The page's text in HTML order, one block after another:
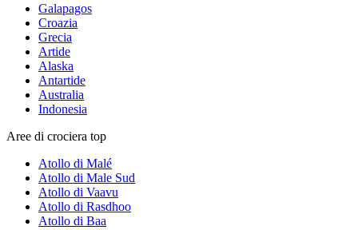
Galapagos
Croazia
Grecia
Artide
Alaska
Antartide
Australia
Indonesia
Aree di crociera top
Atollo di Malé
Atollo di Male Sud
Atollo di Vaavu
Atollo di Rasdhoo
Atollo di Baa